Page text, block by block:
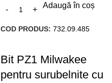
Adaugă în coș
COD PRODUS: 732.09.485
Bit PZ1 Milwakee
pentru surubelnite cu